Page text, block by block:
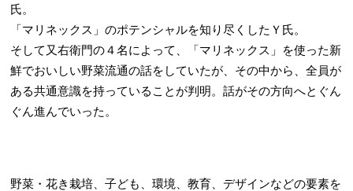
氏。
「マリネックス」のポテンシャルを知り尽くしたＹ氏。
そして又右衛門の４名によって、「マリネックス」を使った新
鮮でおいしい野菜流通の話をしていたが、その中から、全員が
ある共通意識を持っていることが判明。話がその方向へとぐん
ぐん進んでいった。
野菜・花き栽培、子ども、環境、教育、デザインなどの要素を